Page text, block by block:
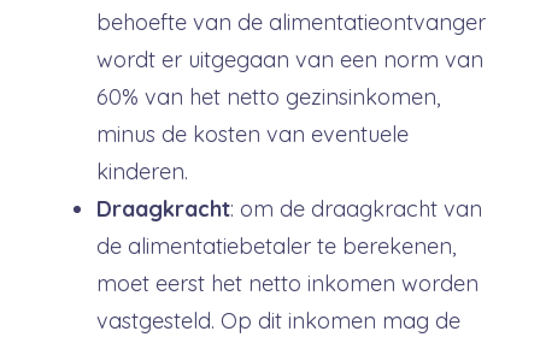
behoefte van de alimentatieontvanger
wordt er uitgegaan van een norm van
60% van het netto gezinsinkomen,
minus de kosten van eventuele
kinderen.
Draagkracht: om de draagkracht van
de alimentatiebetaler te berekenen,
moet eerst het netto inkomen worden
vastgesteld. Op dit inkomen mag de